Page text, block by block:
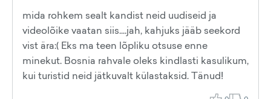
mida rohkem sealt kandist neid uudiseid ja
videolõike vaatan siis....jah, kahjuks jääb seekord
vist ära:( Eks ma teen lõpliku otsuse enne
minekut. Bosnia rahvale oleks kindlasti kasulikum,
kui turistid neid jätkuvalt külastaksid. Tänud!